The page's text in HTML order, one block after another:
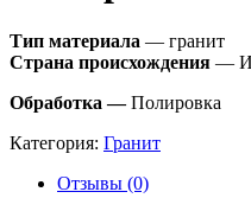
Тип материала — гранит
Страна происхождения —
Обработка —Полировка
Категория: Гранит
Отзывы (0)